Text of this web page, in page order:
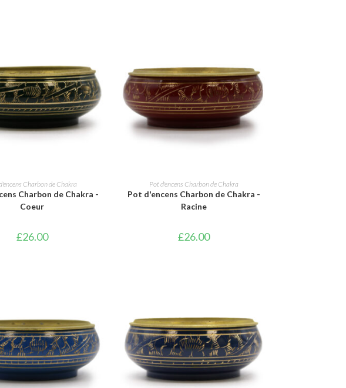
AU PANIER
Charbon de Chakra
Charbon de Chakra -
Coeur
£26.00
AJOUTER AU PANIER
Pot d'encens Charbon de Chakra
Pot d'encens Charbon de Chakra -
Racine
£26.00